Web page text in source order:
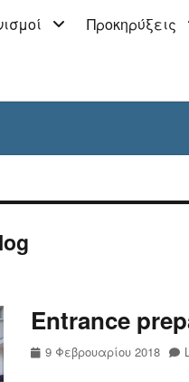
Προκηρύξεις
Entrance
Posted
9 Φεβρουαρίου 2018